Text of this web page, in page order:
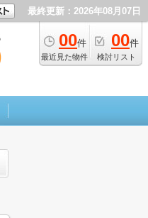
最終更新：2026年08月07日
00件
最近見た物件
00件
検討リスト